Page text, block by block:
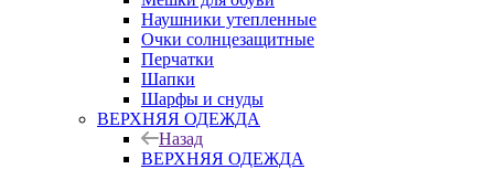
Наушники утепленные
Очки солнцезащитные
Перчатки
Шапки
Шарфы и снуды
ВЕРХНЯЯ ОДЕЖДА
Назад
ВЕРХНЯЯ ОДЕЖДА